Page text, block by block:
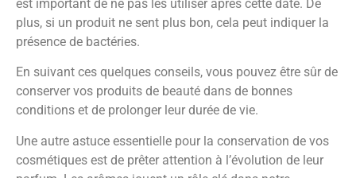
est important de ne pas les utiliser après cette date. De
plus, si un produit ne sent plus bon, cela peut indiquer la
présence de bactéries.
En suivant ces quelques conseils, vous pouvez être sûr de
conserver vos produits de beauté dans de bonnes
conditions et de prolonger leur durée de vie.
Une autre astuce essentielle pour la conservation de vos
cosmétiques est de prêter attention à l’évolution de leur